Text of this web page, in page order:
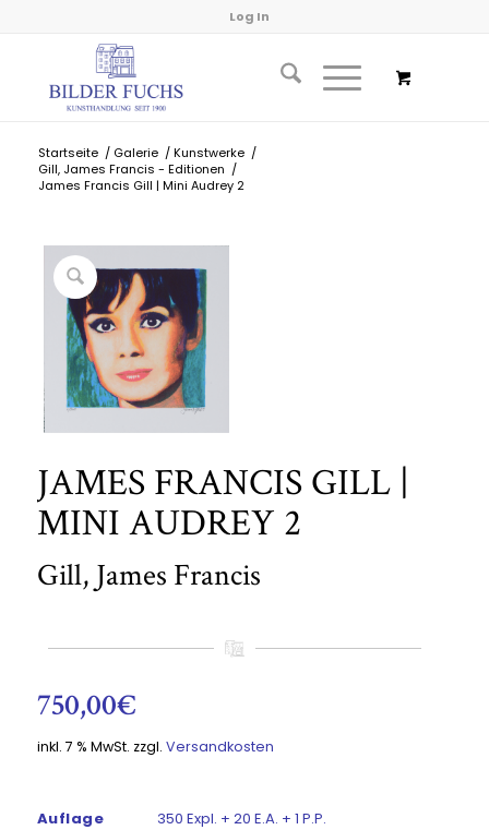
Log In
Startseite / Galerie / Kunstwerke /
Gill, James Francis - Editionen /
James Francis Gill | Mini Audrey 2
JAMES FRANCIS GILL |
MINI AUDREY 2
Gill, James Francis
750,00€
inkl. 7 % MwSt. zzgl. Versandkosten
Auflage 350 Expl. + 20 E.A. + 1 P.P.